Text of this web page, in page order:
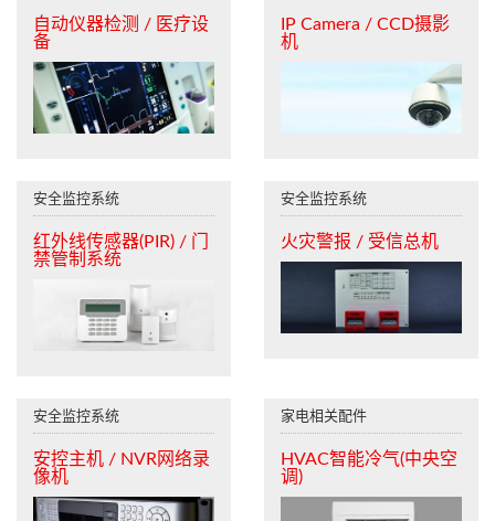
自动仪器检测 / 医疗设
备
IP Camera / CCD摄影
机
安全监控系统
红外线传感器(PIR) / 门
禁管制系统
安全监控系统
火灾警报 / 受信总机
安全监控系统
安控主机 / NVR网络录
像机
家电相关配件
HVAC智能冷气(中央空
调)